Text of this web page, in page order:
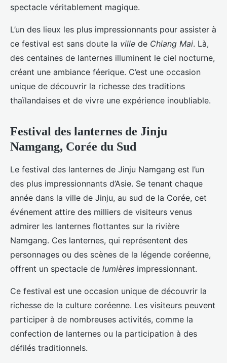
spectacle véritablement magique.
L’un des lieux les plus impressionnants pour assister à
ce festival est sans doute la ville de Chiang Mai. Là,
des centaines de lanternes illuminent le ciel nocturne,
créant une ambiance féerique. C’est une occasion
unique de découvrir la richesse des traditions
thaïlandaises et de vivre une expérience inoubliable.
Festival des lanternes de Jinju
Namgang, Corée du Sud
Le festival des lanternes de Jinju Namgang est l’un
des plus impressionnants d’Asie. Se tenant chaque
année dans la ville de Jinju, au sud de la Corée, cet
événement attire des milliers de visiteurs venus
admirer les lanternes flottantes sur la rivière
Namgang. Ces lanternes, qui représentent des
personnages ou des scènes de la légende coréenne,
offrent un spectacle de lumières impressionnant.
Ce festival est une occasion unique de découvrir la
richesse de la culture coréenne. Les visiteurs peuvent
participer à de nombreuses activités, comme la
confection de lanternes ou la participation à des
défilés traditionnels.